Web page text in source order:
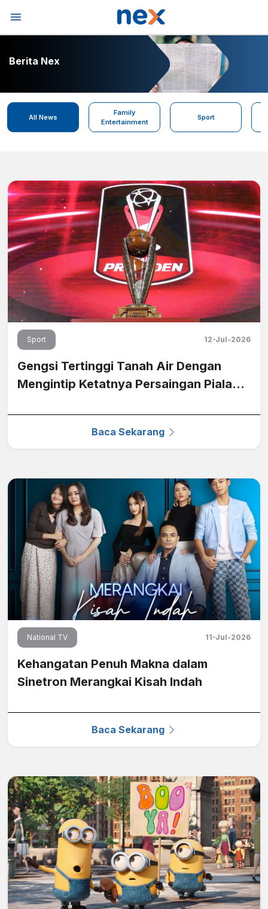
Berita Nex
All News
Family
Entertainment
Sport
Sport 12-Jul-2026
Gengsi Tertinggi Tanah Air Dengan
Mengintip Ketatnya Persaingan Piala
Baca Sekarang
National TV 11-Jul-2026
Kehangatan Penuh Makna dalam
Sinetron Merangkai Kisah Indah
Baca Sekarang